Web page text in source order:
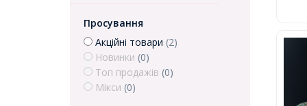
Просування
Акційні товари (2)
Новинки (0)
Топ продажів (0)
Мікси (0)